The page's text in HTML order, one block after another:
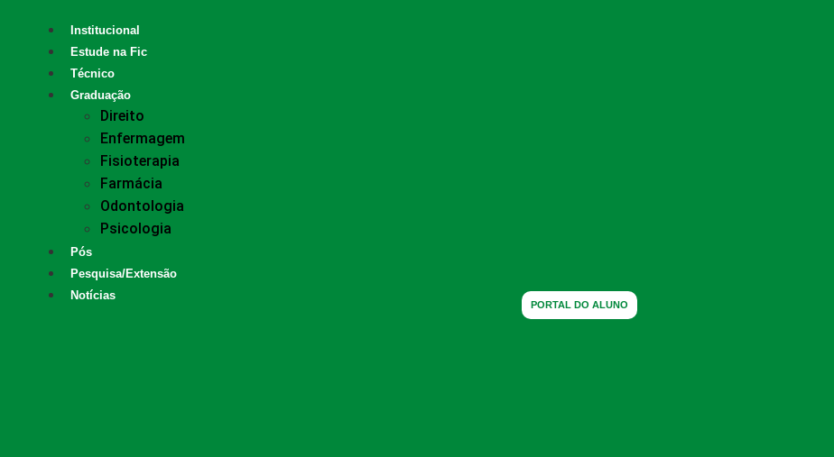
Institucional
Estude na Fic
Técnico
Graduação
Direito
Enfermagem
Fisioterapia
Farmácia
Odontologia
Psicologia
Pós
Pesquisa/Extensão
Notícias
PORTAL DO ALUNO